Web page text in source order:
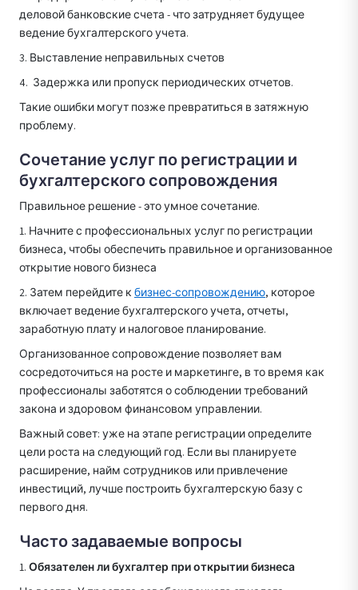
деловой банковские счета - что затрудняет будущее
ведение бухгалтерского учета.
3. Выставление неправильных счетов
4. Задержка или пропуск периодических отчетов.
Такие ошибки могут позже превратиться в затяжную
проблему.
Сочетание услуг по регистрации и
бухгалтерского сопровождения
Правильное решение - это умное сочетание.
1. Начните с профессиональных услуг по регистрации
бизнеса, чтобы обеспечить правильное и организованное
открытие нового бизнеса
2. Затем перейдите к бизнес-сопровождению, которое
включает ведение бухгалтерского учета, отчеты,
заработную плату и налоговое планирование.
Организованное сопровождение позволяет вам
сосредоточиться на росте и маркетинге, в то время как
профессионалы заботятся о соблюдении требований
закона и здоровом финансовом управлении.
Важный совет: уже на этапе регистрации определите
цели роста на следующий год. Если вы планируете
расширение, найм сотрудников или привлечение
инвестиций, лучше построить бухгалтерскую базу с
первого дня.
Часто задаваемые вопросы
1. Обязателен ли бухгалтер при открытии бизнеса